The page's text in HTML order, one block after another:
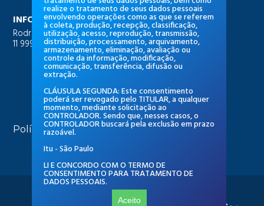
INFORMAÇÕES À IMPRENSA
Rodrigo Tomba |rtomba.comunic@gmail.com
11 99954-1884
Política de Privacidade
realize o tratamento de seus dados pessoais
envolvendo operações como as que se referem
à coleta, produção, recepção, classificação,
utilização, acesso, reprodução, transmissão,
distribuição, processamento, arquivamento,
armazenamento, eliminação, avaliação ou
controle da informação, modificação,
comunicação, transferência, difusão ou
extração.
CLÁUSULA SEGUNDA: Este consentimento
poderá ser revogado pelo TITULAR, a qualquer
momento, mediante solicitação ao
CONTROLADOR. Sendo que, nesses casos, o
CONTROLADOR buscará pela exclusão em prazo
razoável.
Itu - São Paulo
LI E CONCORDO COM O TERMO DE
CONSENTIMENTO PARA TRATAMENTO DE
DADOS PESSOAIS.
Aceito